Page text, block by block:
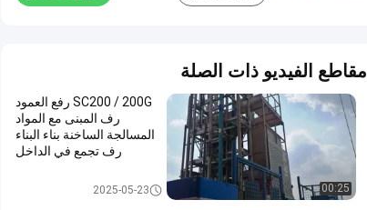
مقاطع الفيديو ذات الصلة
00:25
SC200 / 200G رفع العمود
رف المبنى مع المواد
المسالجة الساخنة بناء البناء
رف تجمع في الداخل
2025-05-23